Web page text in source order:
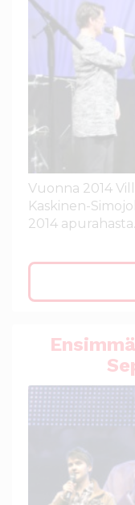
Vuonna 2014
Kaskinen-
2014 apurahasta.